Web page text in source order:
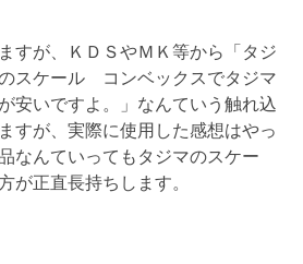
すが、ＫＤＳやＭＫ等から「タジ
スケール コンベックスでタジマ
安いですよ。」なんていう触れ込
すが、実際に使用した感想はやっ
なんていってもタジマのスケー
正直長持ちします。